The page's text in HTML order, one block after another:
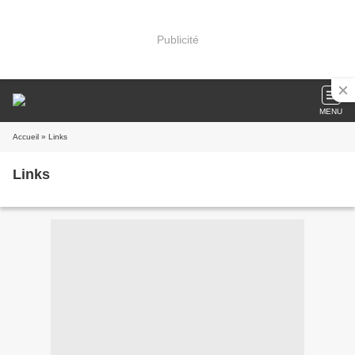
Publicité
MENU
Accueil » Links
Links